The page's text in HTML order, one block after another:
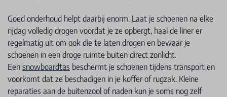
Goed onderhoud helpt daarbij enorm. Laat je schoenen na elke
rijdag volledig drogen voordat je ze opbergt, haal de liner er
regelmatig uit om ook die te laten drogen en bewaar je
schoenen in een droge ruimte buiten direct zonlicht.
Een snowboardtas beschermt je schoenen tijdens transport en
voorkomt dat ze beschadigen in je koffer of rugzak. Kleine
reparaties aan de buitenzool of naden kun je soms nog zelf